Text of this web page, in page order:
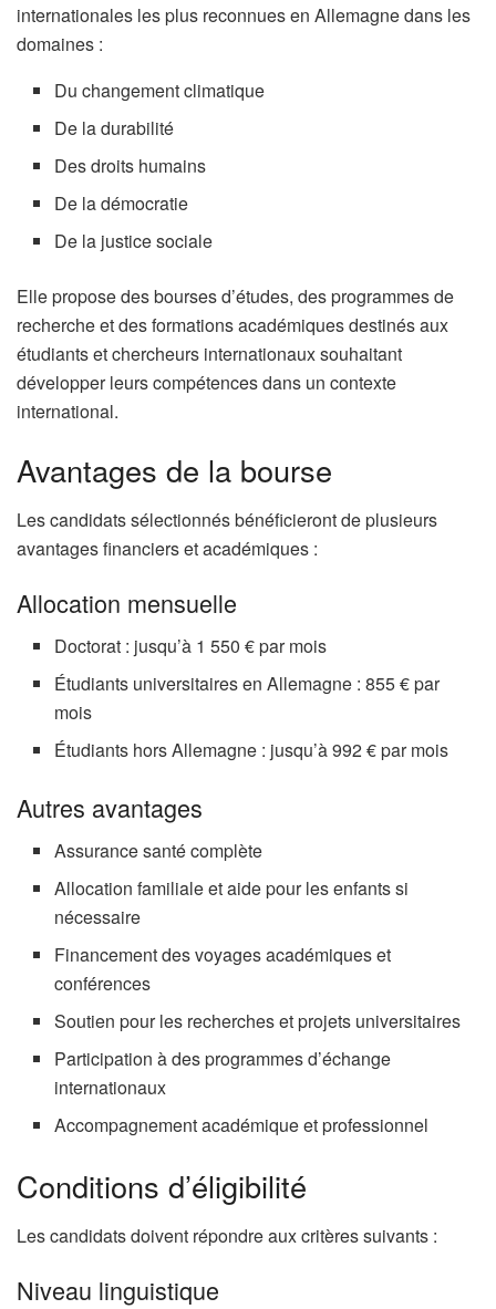
internationales les plus reconnues en Allemagne dans les
domaines :
Du changement climatique
De la durabilité
Des droits humains
De la démocratie
De la justice sociale
Elle propose des bourses d’études, des programmes de
recherche et des formations académiques destinés aux
étudiants et chercheurs internationaux souhaitant
développer leurs compétences dans un contexte
international.
Avantages de la bourse
Les candidats sélectionnés bénéficieront de plusieurs
avantages financiers et académiques :
Allocation mensuelle
Doctorat : jusqu’à 1 550 € par mois
Étudiants universitaires en Allemagne : 855 € par
mois
Étudiants hors Allemagne : jusqu’à 992 € par mois
Autres avantages
Assurance santé complète
Allocation familiale et aide pour les enfants si
nécessaire
Financement des voyages académiques et
conférences
Soutien pour les recherches et projets universitaires
Participation à des programmes d’échange
internationaux
Accompagnement académique et professionnel
Conditions d’éligibilité
Les candidats doivent répondre aux critères suivants :
Niveau linguistique